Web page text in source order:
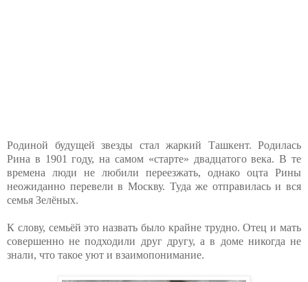
Родиной будущей звезды стал жаркий Ташкент. Родилась
Рина в 1901 году, на самом «старте» двадцатого века. В те
времена люди не любили переезжать, однако оцта Рины
неожиданно перевели в Москву. Туда же отправилась и вся
семья Зелёных.
К слову, семьёй это назвать было крайне трудно. Отец и мать
совершенно не подходили друг другу, а в доме никогда не
знали, что такое уют и взаимопонимание.